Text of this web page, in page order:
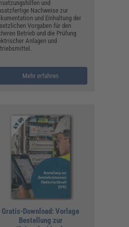
und
Nachweise zur
und Einhaltung der
Vorgaben für den
Betrieb und die Prüfung
Anlagen und
Mehr erfahren
Gratis-Download: Vorlage
Bestellung zur